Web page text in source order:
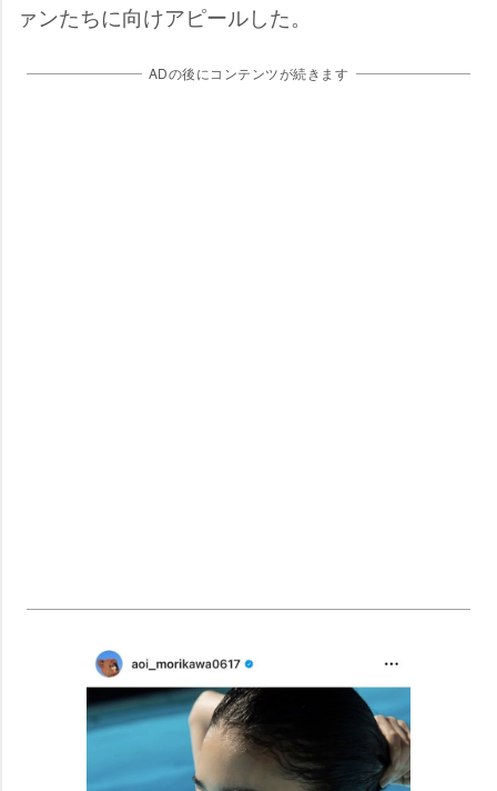
ァンたちに向けアピールした。
ADの後にコンテンツが続きます